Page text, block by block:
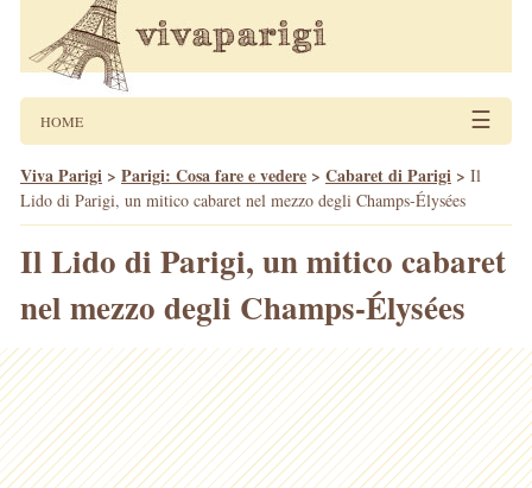
HOME ☰
Viva Parigi > Parigi: Cosa fare e vedere > Cabaret di Parigi > Il
Lido di Parigi, un mitico cabaret nel mezzo degli Champs-Élysées
Il Lido di Parigi, un mitico cabaret
nel mezzo degli Champs-Élysées